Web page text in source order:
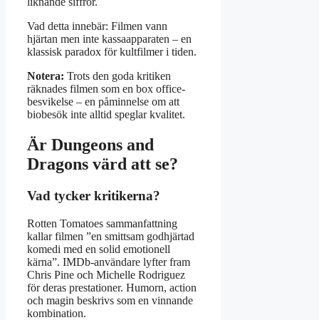
Vad detta innebär: Filmen vann
hjärtan men inte kassaapparaten – en
klassisk paradox för kultfilmer i tiden.
Notera: Trots den goda kritiken
räknades filmen som en box office-
besvikelse – en påminnelse om att
biobesök inte alltid speglar kvalitet.
Är Dungeons and
Dragons värd att se?
Vad tycker kritikerna?
Rotten Tomatoes sammanfattning
kallar filmen ”en smittsam godhjärtad
komedi med en solid emotionell
kärna”. IMDb-användare lyfter fram
Chris Pine och Michelle Rodriguez
för deras prestationer. Humorn, action
och magin beskrivs som en vinnande
kombination.